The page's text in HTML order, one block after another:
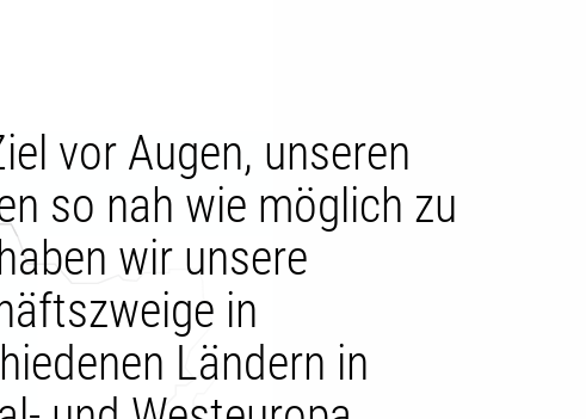
vor Augen, unseren
so nah wie möglich zu
wir unsere
in
Ländern in